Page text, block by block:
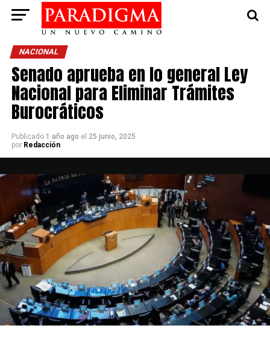
NACIONAL
Senado aprueba en lo general Ley
Nacional para Eliminar Trámites
Burocráticos
Publicado 1 año ago el 25 junio, 2025
por Redacción